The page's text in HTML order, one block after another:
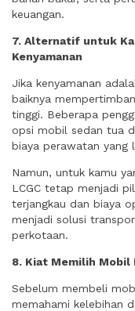
keuangan.
7. Alternatif untuk
Kenyamanan
Jika kenyamanan
baiknya
tinggi. Beberapa
opsi mobil sedan tua
biaya perawatan yang
Namun, untuk kamu
LCGC tetap menjadi
terjangkau dan biaya
menjadi solusi
perkotaan.
8. Kiat Memilih Mobil
Sebelum membeli
memahami kelebihan